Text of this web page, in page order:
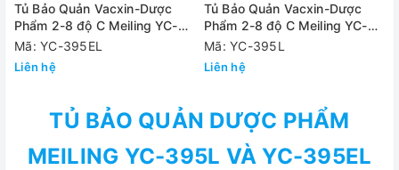
Tủ Bảo Quản Vacxin-Dược
Phẩm 2-8 độ C Meiling YC-
395EL
Mã: YC-395EL
Liên hệ
Tủ Bảo Quản Vacxin-Dược
Phẩm 2-8 độ C Meiling YC-
395L
Mã: YC-395L
Liên hệ
TỦ BẢO QUẢN DƯỢC PHẨM
MEILING YC-395L VÀ YC-395EL